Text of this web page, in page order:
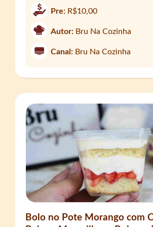
Pre: R$10,00
Autor: Bru Na Cozinha
Canal: Bru Na Cozinha
Bolo no Pote Morango com